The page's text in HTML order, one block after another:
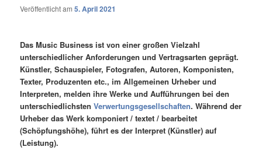
Veröffentlicht am5. April 2021
Das Music Business ist von einer großen Vielzahl
unterschiedlicher Anforderungen und Vertragsarten geprägt.
Künstler, Schauspieler, Fotografen, Autoren, Komponisten,
Texter, Produzenten etc., im Allgemeinen Urheber und
Interpreten, melden ihre Werke und Aufführungen bei den
unterschiedlichstenVerwertungsgesellschaften. Während der
Urheber das Werk komponiert / textet / bearbeitet
(Schöpfungshöhe), führt es der Interpret (Künstler) auf
(Leistung).